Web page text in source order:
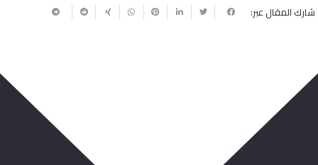
شارك المقال عبر: